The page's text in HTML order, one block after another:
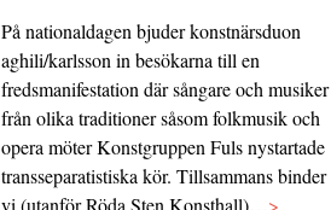
På nationaldagen bjuder konstnärsduon
aghili/karlsson in besökarna till en
fredsmanifestation där sångare och musiker
från olika traditioner såsom folkmusik och
opera möter Konstgruppen Fuls nystartade
transseparatistiska kör. Tillsammans binder
vi (utanför Röda Sten Konsthall)…>